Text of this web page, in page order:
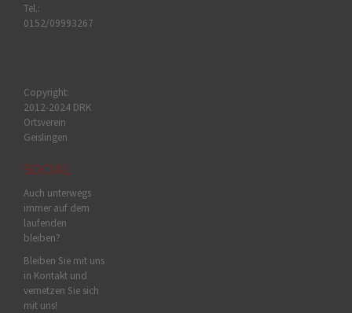
Tel.:
0152/09993267
Copyright:
2012-2024 DRK
Ortsverein
Geislingen
SOCIAL
Auch unterwegs
immer auf dem
laufenden
bleiben?
Bleiben Sie mit uns
in Kontakt und
vernetzen Sie sich
mit uns!